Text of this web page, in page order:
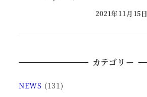
投稿日
2021年11月15日
カテゴリー
NEWS (131)